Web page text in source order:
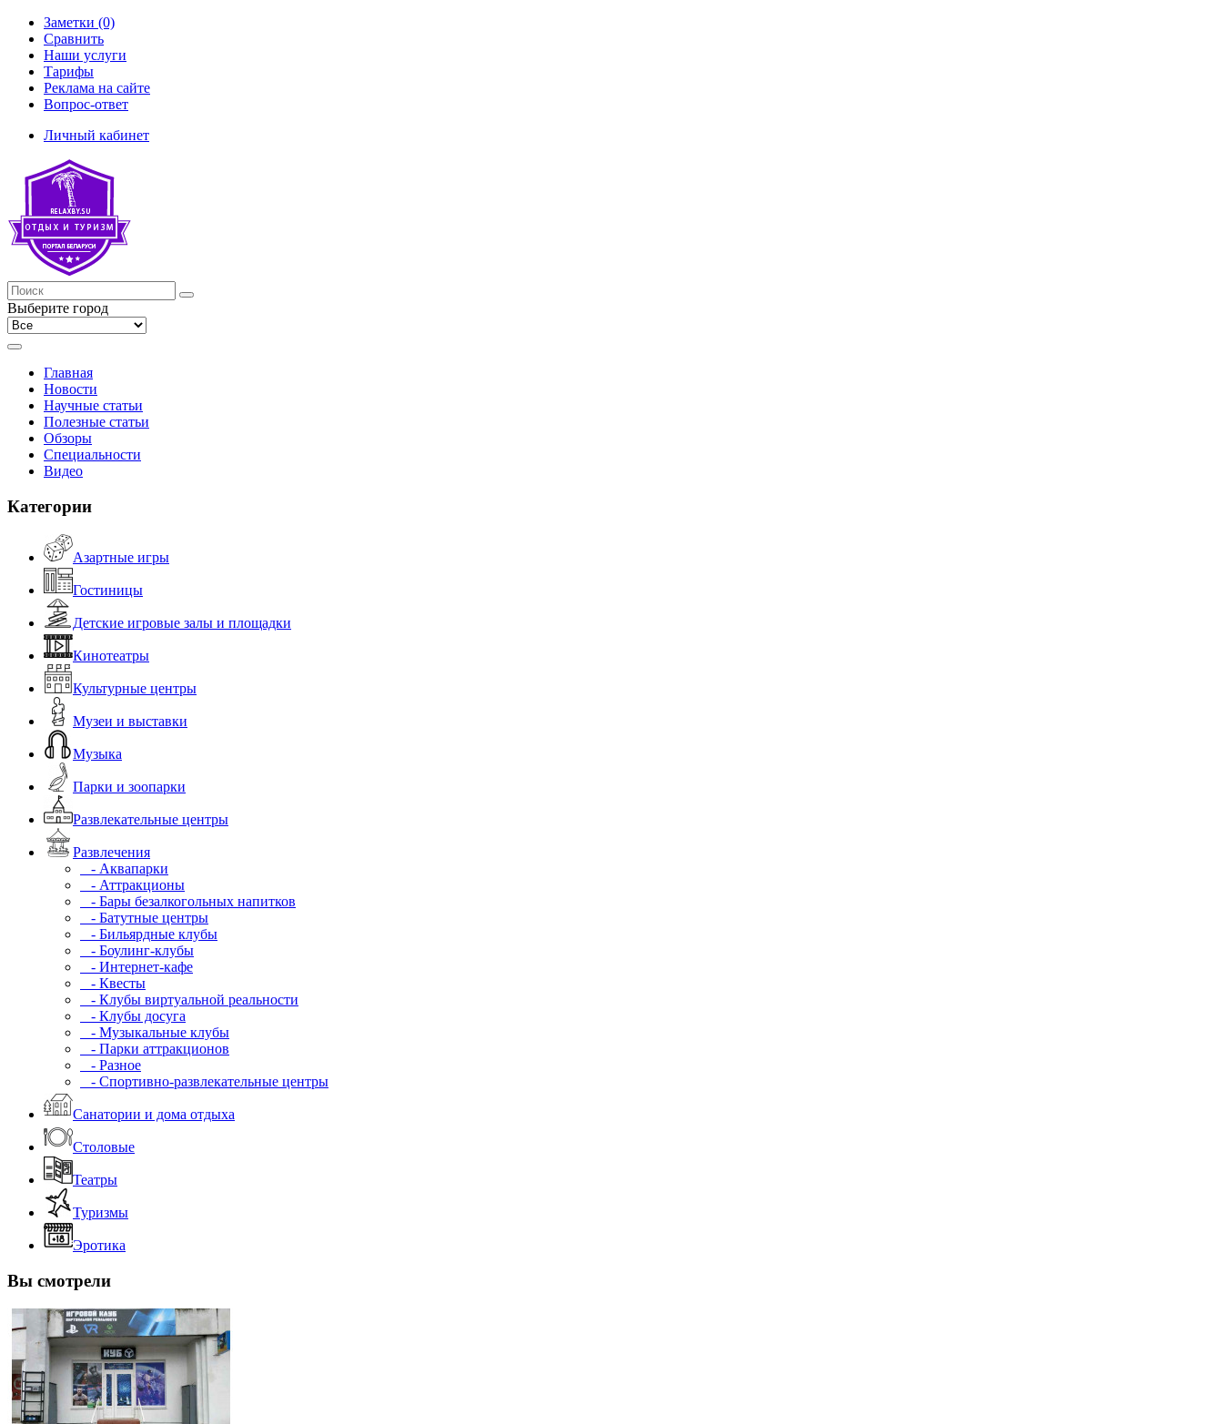
Заметки (0)
Сравнить
Наши услуги
Тарифы
Реклама на сайте
Вопрос-ответ
Личный кабинет
Выберите город
Главная
Новости
Научные статьи
Полезные статьи
Обзоры
Специальности
Видео
Категории
Азартные игры
Гостиницы
Детские игровые залы и площадки
Кинотеатры
Культурные центры
Музеи и выставки
Музыка
Парки и зоопарки
Развлекательные центры
Развлечения
- Аквапарки
- Аттракционы
- Бары безалкогольных напитков
- Батутные центры
- Бильярдные клубы
- Боулинг-клубы
- Интернет-кафе
- Квесты
- Клубы виртуальной реальности
- Клубы досуга
- Музыкальные клубы
- Парки аттракционов
- Разное
- Спортивно-развлекательные центры
Санатории и дома отдыха
Столовые
Театры
Туризмы
Эротика
Вы смотрели